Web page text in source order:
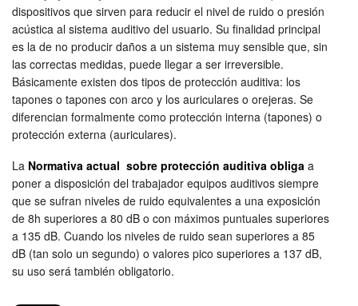
dispositivos que sirven para reducir el nivel de ruido o presión
acústica al sistema auditivo del usuario. Su finalidad principal
es la de no producir daños a un sistema muy sensible que, sin
las correctas medidas, puede llegar a ser irreversible.
Básicamente existen dos tipos de protección auditiva: los
tapones o tapones con arco y los auriculares o orejeras. Se
diferencian formalmente como protección interna (tapones) o
protección externa (auriculares).
La Normativa actual sobre protección auditiva obliga a
poner a disposición del trabajador equipos auditivos siempre
que se sufran niveles de ruido equivalentes a una exposición
de 8h superiores a 80 dB o con máximos puntuales superiores
a 135 dB. Cuando los niveles de ruido sean superiores a 85
dB (tan solo un segundo) o valores pico superiores a 137 dB,
su uso será también obligatorio.